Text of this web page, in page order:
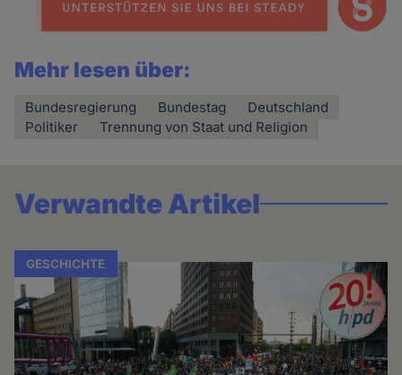
Mehr lesen über:
Bundesregierung Bundestag
Deutschland
Politiker
Trennung von Staat und Religion
Verwandte Artikel
GESCHICHTE